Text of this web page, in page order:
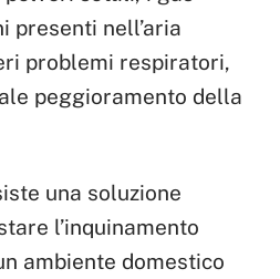
presenti nell’aria
problemi respiratori,
peggioramento della
una soluzione
l’inquinamento
ambiente domestico